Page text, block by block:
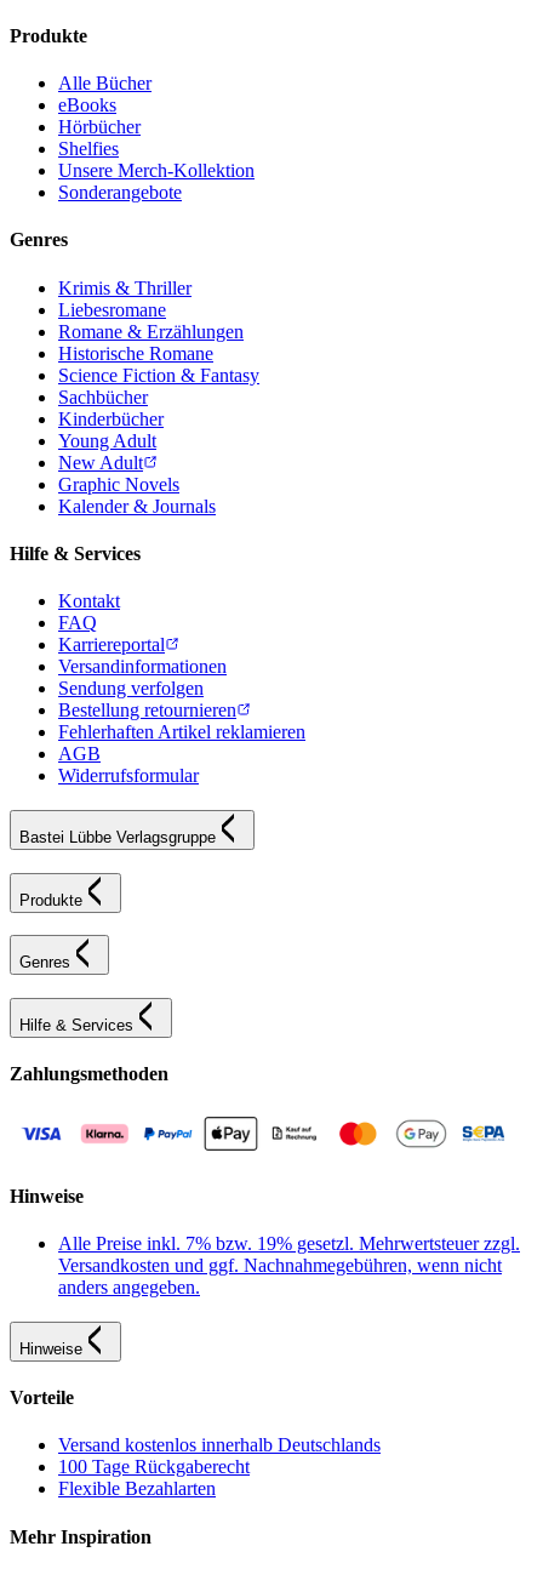
Produkte
Alle Bücher
eBooks
Hörbücher
Shelfies
Unsere Merch-Kollektion
Sonderangebote
Genres
Krimis & Thriller
Liebesromane
Romane & Erzählungen
Historische Romane
Science Fiction & Fantasy
Sachbücher
Kinderbücher
Young Adult
New Adult
Graphic Novels
Kalender & Journals
Hilfe & Services
Kontakt
FAQ
Karriereportal
Versandinformationen
Sendung verfolgen
Bestellung retournieren
Fehlerhaften Artikel reklamieren
AGB
Widerrufsformular
Bastei Lübbe Verlagsgruppe
Produkte
Genres
Hilfe & Services
Zahlungsmethoden
Hinweise
Alle Preise inkl. 7% bzw. 19% gesetzl. Mehrwertsteuer zzgl.
Versandkosten und ggf. Nachnahmegebühren, wenn nicht
anders angegeben.
Hinweise
Vorteile
Versand kostenlos innerhalb Deutschlands
100 Tage Rückgaberecht
Flexible Bezahlarten
Mehr Inspiration